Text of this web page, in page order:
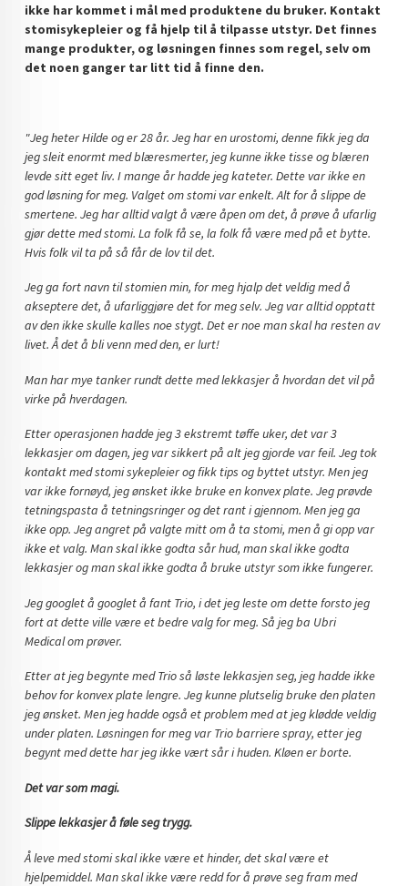
ikke har kommet i mål med produktene du bruker. Kontakt
stomisykepleier og få hjelp til å tilpasse utstyr. Det finnes
mange produkter, og løsningen finnes som regel, selv om
det noen ganger tar litt tid å finne den.
"Jeg heter Hilde og er 28 år.Jeg har en urostomi, denne fikk jeg da
jeg sleit enormt med blæresmerter, jeg kunne ikke tisse og blæren
levde sitt eget liv. I mange år hadde jeg kateter. Dette var ikke en
god løsning for meg. Valget om stomi var enkelt. Alt for å slippe de
smertene. Jeg har alltid valgt å være åpen om det, å prøve å ufarlig
gjør dette med stomi. La folk få se, la folk få være med på et bytte.
Hvis folk vil ta på så får de lov til det.
Jeg ga fort navn til stomien min, for meg hjalp det veldig med å
akseptere det, å ufarliggjøre det for meg selv. Jeg var alltid opptatt
av den ikke skulle kalles noe stygt. Det er noe man skal ha resten av
livet. Å det å bli venn med den, er lurt!
Man har mye tanker rundt dette med lekkasjer å hvordan det vil på
virke på hverdagen.
Etter operasjonen hadde jeg 3 ekstremt tøffe uker, det var 3
lekkasjer om dagen, jeg var sikkert på alt jeg gjorde var feil. Jeg tok
kontakt med stomi sykepleier og fikk tips og byttet utstyr. Men jeg
var ikke fornøyd, jeg ønsket ikke bruke en konvex plate. Jeg prøvde
tetningspasta å tetningsringer og det rant i gjennom. Men jeg ga
ikke opp. Jeg angret på valgte mitt om å ta stomi, men å gi opp var
ikke et valg. Man skal ikke godta sår hud, man skal ikke godta
lekkasjer og man skal ikke godta å bruke utstyr som ikke fungerer.
Jeg googlet å googlet å fant Trio, i det jeg leste om dette forsto jeg
fort at dette ville være et bedre valg for meg. Så jeg ba Ubri
Medical om prøver.
Etter at jeg begynte med Trio så løste lekkasjen seg, jeg hadde ikke
behov for konvex plate lengre. Jeg kunne plutselig bruke den platen
jeg ønsket. Men jeg hadde også et problem med at jeg klødde veldig
under platen. Løsningen for meg var Trio barriere spray, etter jeg
begynt med dette har jeg ikke vært sår i huden. Kløen er borte.
Det var som magi.
Slippe lekkasjer å føle seg trygg.
Å leve med stomi skal ikke være et hinder, det skal være et
hjelpemiddel. Man skal ikke være redd for å prøve seg fram med